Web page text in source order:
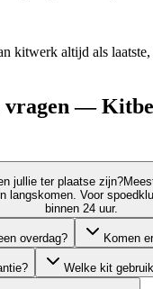
kitwerk altijd als laatste,
vragen —
jullie ter plaatse zijn?
langskomen. Voor
binnen 24 uur.
overdag? Komen
Welke kit